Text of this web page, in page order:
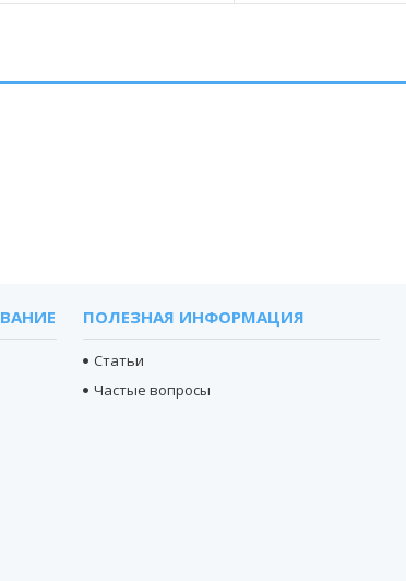
ПОЛЕЗНАЯ ИНФОРМАЦИЯ
Статьи
Частые вопросы